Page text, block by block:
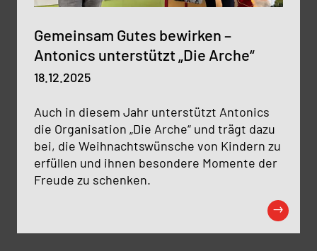
Gemeinsam Gutes bewirken –
Antonics unterstützt „Die Arche“
18.12.2025
Auch in diesem Jahr unterstützt Antonics
die Organisation „Die Arche“ und trägt dazu
bei, die Weihnachtswünsche von Kindern zu
erfüllen und ihnen besondere Momente der
Freude zu schenken.